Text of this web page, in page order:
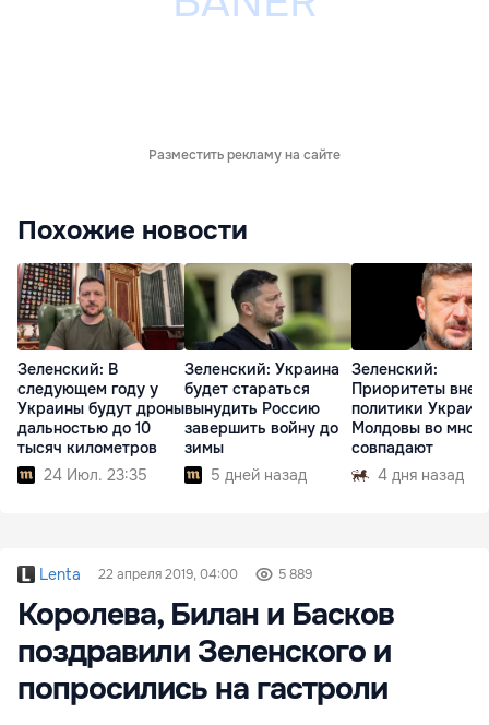
Разместить рекламу на сайте
Похожие новости
Зеленский: В
следующем году у
Украины будут дроны
дальностью до 10
тысяч километров
24 Июл. 23:35
Зеленский: Украина
будет стараться
вынудить Россию
завершить войну до
зимы
5 дней назад
Зеленский:
Приоритеты
политики
Молдовы во
совпадают
4 дня назад
Lenta 22 апреля 2019, 04:00 5 889
Королева, Билан и Басков
поздравили Зеленского и
попросились на гастроли